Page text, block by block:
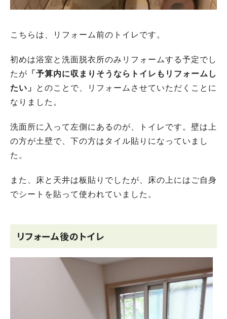
こちらは、リフォーム前のトイレです。
初めは浴室と洗面脱衣所のみリフォームする予定でし
たが 「予算内に収まりそうならトイレもリフォームし
たい」
とのことで、リフォームさせていただくことに
なりました。
洗面所に入って左側にあるのが、トイレです。壁は上
の方が土壁で、下の方はタイル貼りになっていまし
た。
また、床と天井は板貼りでしたが、床の上にはご自身
でシートを貼って使われていました。
リフォーム後のトイレ